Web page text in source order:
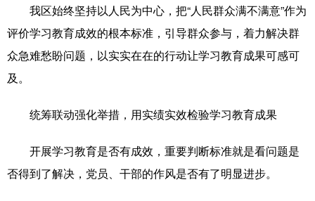
我区始终坚持以人民为中心，把“人民群众满不满意”作为
评价学习教育成效的根本标准，引导群众参与，着力解决群
众急难愁盼问题，以实实在在的行动让学习教育成果可感可
及。
统筹联动强化举措，用实绩实效检验学习教育成果
开展学习教育是否有成效，重要判断标准就是看问题是
否得到了解决，党员、干部的作风是否有了明显进步。